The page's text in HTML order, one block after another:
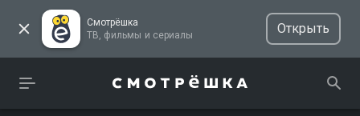
Смотрёшка
ТВ, фильмы и сериалы
Открыть